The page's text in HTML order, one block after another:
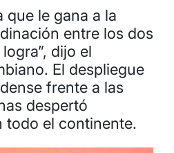
que le gana a la
entre los dos
dijo el
El despliegue
frente a las
despertó
todo el continente.